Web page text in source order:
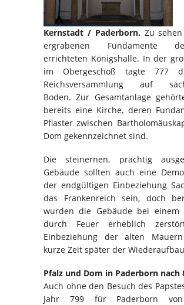
Kernstadt / Paderborn. Zu
ergrabenen Fundamente
errichteten Königshalle. In der
im Obergeschoß tagte 777
Reichsversammlung auf
Boden. Zur Gesamtanlage
bereits eine Kirche, deren
Pflaster zwischen
Dom gekennzeichnet sind.
Die steinernen, prächtig
Gebäude sollten auch eine
der endgültigen Einbeziehung
das Frankenreich sein, doch
wurden die Gebäude bei einem
durch Feuer erheblich
Einbeziehung der alten
kurze Zeit später der
Pfalz und Dom in Paderborn nach
Auch ohne den Besuch des
Jahr 799 für Paderborn